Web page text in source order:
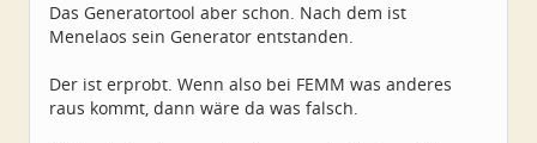
Das Generatortool aber schon. Nach dem ist
Menelaos sein Generator entstanden.
Der ist erprobt. Wenn also bei FEMM was anderes
raus kommt, dann wäre da was falsch.